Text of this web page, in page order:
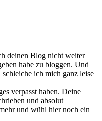
deinen Blog nicht weiter
habe zu bloggen. Und
ich mich ganz leise
verpasst haben. Deine
und absolut
und wühl hier noch ein